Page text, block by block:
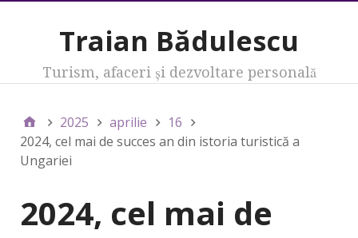
Traian Bădulescu
Turism, afaceri şi dezvoltare personală
2025 aprilie
16
2024, cel mai de succes an din istoria turistică a
Ungariei
2024, cel mai de